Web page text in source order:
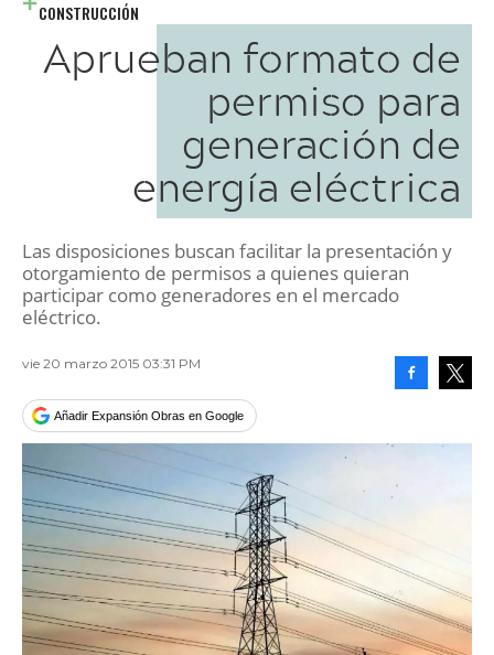
CONSTRUCCIÓN
Aprueban formato de
permiso para
generación de
energía eléctrica
Las disposiciones buscan facilitar la presentación y
otorgamiento de permisos a quienes quieran
participar como generadores en el mercado
eléctrico.
vie 20 marzo 2015 03:31 PM
Añadir Expansión Obras en Google